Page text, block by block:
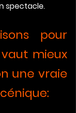
spectacle.
pour
mieux
une vraie